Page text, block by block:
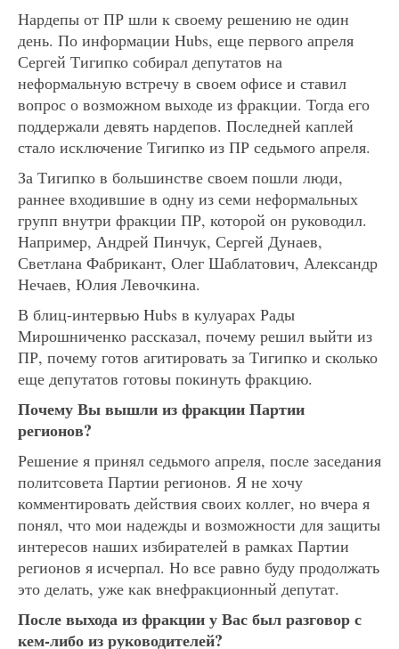
Нардепы от ПР шли к своему решению не один
день. По информации Hubs, еще первого апреля
Сергей Тигипко собирал депутатов на
неформальную встречу в своем офисе и ставил
вопрос о возможном выходе из фракции. Тогда его
поддержали девять нардепов. Последней каплей
стало исключение Тигипко из ПР седьмого апреля.
За Тигипко в большинстве своем пошли люди,
раннее входившие в одну из семи неформальных
групп внутри фракции ПР, которой он руководил.
Например, Андрей Пинчук, Сергей Дунаев,
Светлана Фабрикант, Олег Шаблатович, Александр
Нечаев, Юлия Левочкина.
В блиц-интервью Hubs в кулуарах Рады
Мирошниченко рассказал, почему решил выйти из
ПР, почему готов агитировать за Тигипко и сколько
еще депутатов готовы покинуть фракцию.
Почему Вы вышли из фракции Партии
регионов?
Решение я принял седьмого апреля, после заседания
политсовета Партии регионов. Я не хочу
комментировать действия своих коллег, но вчера я
понял, что мои надежды и возможности для защиты
интересов наших избирателей в рамках Партии
регионов я исчерпал. Но все равно буду продолжать
это делать, уже как внефракционный депутат.
После выхода из фракции у Вас был разговор с
кем-либо из руководителей?